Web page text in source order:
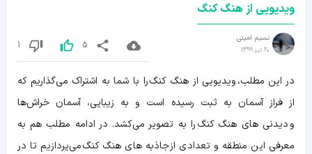
ویدیویی از هنگ کنگ
نسیم امینی
20 تیر 1399 5
1
در این مطلب، ویدیویی از هنگ کنگ را با شما به اشتراک می‌گذاریم که
از فراز آسمان به ثبت رسیده است و به زیبایی، آسمان خراش‌ها
و دیدنی های هنگ کنگ را به تصویر می‌کشد. در ادامه مطلب هم به
معرفی این منطقه و تعدادی از جاذبه های هنگ کنگ می‌پردازیم تا در